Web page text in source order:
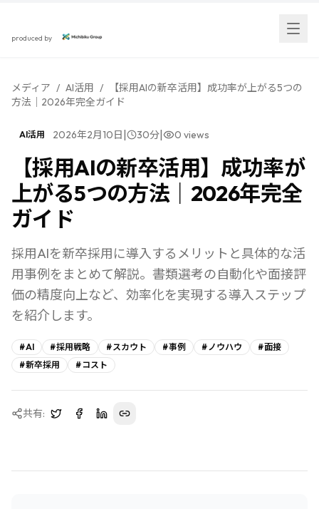
produced by
メディア / AI活用 /
【採用AIの新卒活用】成功率が上がる5つの
方法｜2026年完全ガイド
AI活用 2026年2月10日 30分 0 views
【採用AIの新卒活用】成功率が
上がる5つの方法｜2026年完全
ガイド
採用AIを新卒採用に導入するメリットと具体的な活
用事例をまとめて解説。書類選考の自動化や面接評
価の精度向上など、効率化を実現する導入ステップ
を紹介します。
#AI #採用戦略 #スカウト #事例 #ノウハウ #面接
#新卒採用 # コスト
共有: